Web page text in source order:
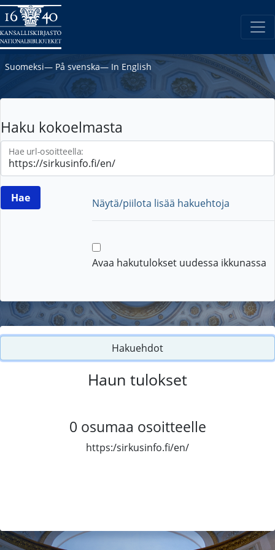
Suomeksi― På svenska― In English
Haku kokoelmasta
Hae url-osoitteella:
Näytä/piilota lisää hakuehtoja
Avaa hakutulokset uudessa ikkunassa
Hakuehdot
Haun tulokset
0 osumaa osoitteelle
https:/sirkusinfo.fi/en/